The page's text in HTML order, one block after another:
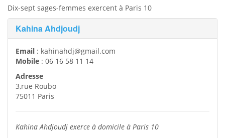
Dix-sept sages-femmes exercent à Paris 10
Kahina Ahdjoudj
Email : kahinahdj@gmail.com
Mobile : 06 16 58 11 14
Adresse
3,rue Roubo
75011 Paris
Kahina Ahdjoudj exerce à domicile à Paris 10